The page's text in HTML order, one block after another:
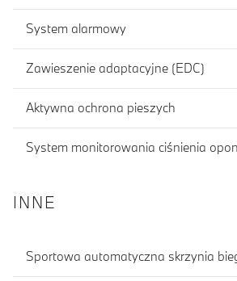
System alarmowy
Zawieszenie adaptacyjne (EDC)
Aktywna ochrona pieszych
System monitorowania ciśnienia opon
INNE
Sportowa automatyczna skrzynia